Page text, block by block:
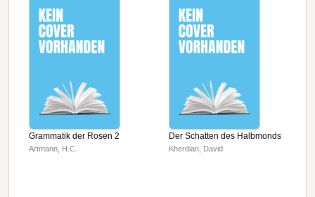
Grammatik der Rosen 2
Artmann, H.C.
Der Schatten des Halbmonds
Kherdian, David